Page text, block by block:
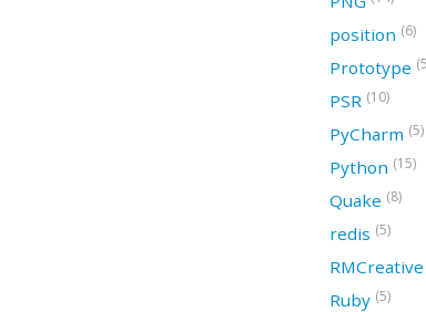
position (6)
Prototype
PSR (10)
PyCharm (5)
Python (15)
Quake (8)
redis (5)
RMCreative
Ruby (5)